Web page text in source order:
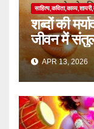
शब्दों की
जीवन में
APR 13, 2026